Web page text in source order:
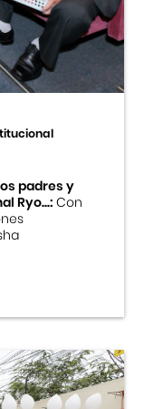
padres y
Ryo...:Con